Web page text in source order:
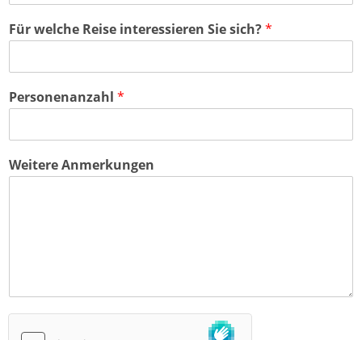
Für welche Reise interessieren Sie sich?*
Personenanzahl *
Weitere Anmerkungen